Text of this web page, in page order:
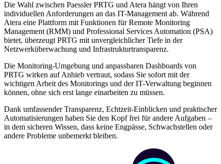
Die Wahl zwischen Paessler PRTG und Atera hängt von Ihren
individuellen Anforderungen an das IT-Management ab. Während
Atera eine Plattform mit Funktionen für Remote Monitoring
Management (RMM) und Professional Services Automation (PSA)
bietet, überzeugt PRTG mit unvergleichlicher Tiefe in der
Netzwerküberwachung und Infrastrukturtransparenz.
Die Monitoring-Umgebung und anpassbaren Dashboards von
PRTG wirken auf Anhieb vertraut, sodass Sie sofort mit der
wichtigen Arbeit des Monitorings und der IT-Verwaltung beginnen
können, ohne sich erst lange einarbeiten zu müssen.
Dank umfassender Transparenz, Echtzeit-Einblicken und praktischer
Automatisierungen haben Sie den Kopf frei für andere Aufgaben –
in dem sicheren Wissen, dass keine Engpässe, Schwachstellen oder
andere Probleme unbemerkt bleiben.